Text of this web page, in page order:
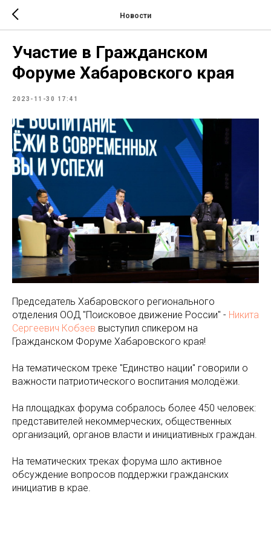
Новости
Участие в Гражданском
Форуме Хабаровского края
2023-11-30 17:41
Председатель Хабаровского регионального
отделения ООД "Поисковое движение России" - Никита
Сергеевич Кобзев выступил спикером на
Гражданском Форуме Хабаровского края!
На тематическом треке "Единство нации" говорили о
важности патриотического воспитания молодёжи.
На площадках форума собралось более 450 человек:
представителей некоммерческих, общественных
организаций, органов власти и инициативных граждан.
На тематических треках форума шло активное
обсуждение вопросов поддержки гражданских
инициатив в крае.